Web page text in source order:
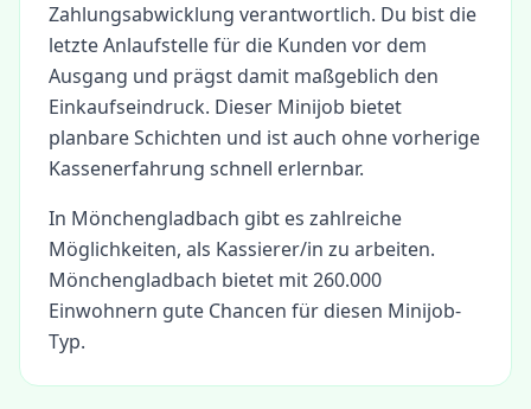
Zahlungsabwicklung verantwortlich. Du bist die
letzte Anlaufstelle für die Kunden vor dem
Ausgang und prägst damit maßgeblich den
Einkaufseindruck. Dieser Minijob bietet
planbare Schichten und ist auch ohne vorherige
Kassenerfahrung schnell erlernbar.
In Mönchengladbach gibt es zahlreiche
Möglichkeiten, als Kassierer/in zu arbeiten.
Mönchengladbach bietet mit 260.000
Einwohnern gute Chancen für diesen Minijob-
Typ.